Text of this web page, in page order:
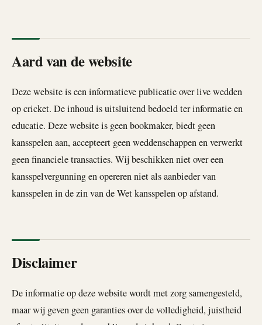
Aard van de website
Deze website is een informatieve publicatie over live wedden
op cricket. De inhoud is uitsluitend bedoeld ter informatie en
educatie. Deze website is geen bookmaker, biedt geen
kansspelen aan, accepteert geen weddenschappen en verwerkt
geen financiele transacties. Wij beschikken niet over een
kansspelvergunning en opereren niet als aanbieder van
kansspelen in de zin van de Wet kansspelen op afstand.
Disclaimer
De informatie op deze website wordt met zorg samengesteld,
maar wij geven geen garanties over de volledigheid, juistheid